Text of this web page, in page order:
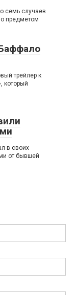
семь случаев
предметом
трейлер к
который
в своих
от бывшей